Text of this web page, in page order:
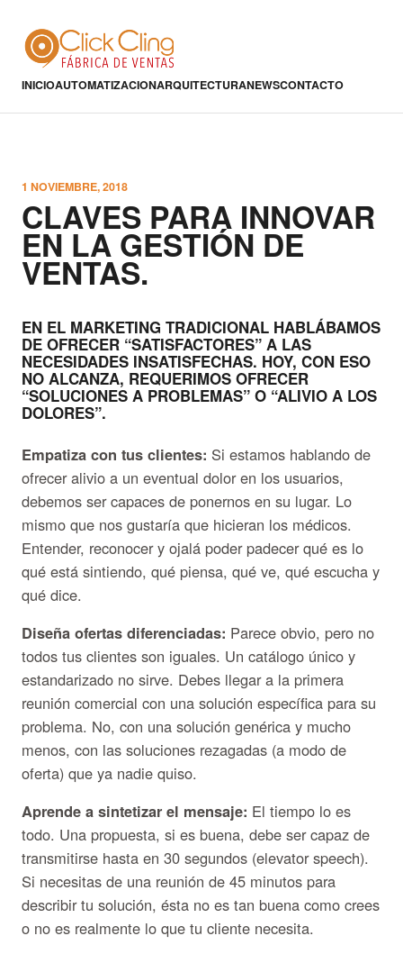
INICIOAUTOMATIZACIONARQUITECTURANEWSCONTACTO
1 NOVIEMBRE, 2018
CLAVES PARA INNOVAR
EN LA GESTIÓN DE
VENTAS.
EN EL MARKETING TRADICIONAL HABLÁBAMOS
DE OFRECER “SATISFACTORES” A LAS
NECESIDADES INSATISFECHAS. HOY, CON ESO
NO ALCANZA, REQUERIMOS OFRECER
“SOLUCIONES A PROBLEMAS” O “ALIVIO A LOS
DOLORES”.
Empatiza con tus clientes: Si estamos hablando de
ofrecer alivio a un eventual dolor en los usuarios,
debemos ser capaces de ponernos en su lugar. Lo
mismo que nos gustaría que hicieran los médicos.
Entender, reconocer y ojalá poder padecer qué es lo
qué está sintiendo, qué piensa, qué ve, qué escucha y
qué dice.
Diseña ofertas diferenciadas: Parece obvio, pero no
todos tus clientes son iguales. Un catálogo único y
estandarizado no sirve. Debes llegar a la primera
reunión comercial con una solución específica para su
problema. No, con una solución genérica y mucho
menos, con las soluciones rezagadas (a modo de
oferta) que ya nadie quiso.
Aprende a sintetizar el mensaje: El tiempo lo es
todo. Una propuesta, si es buena, debe ser capaz de
transmitirse hasta en 30 segundos (elevator speech).
Si necesitas de una reunión de 45 minutos para
describir tu solución, ésta no es tan buena como crees
o no es realmente lo que tu cliente necesita.